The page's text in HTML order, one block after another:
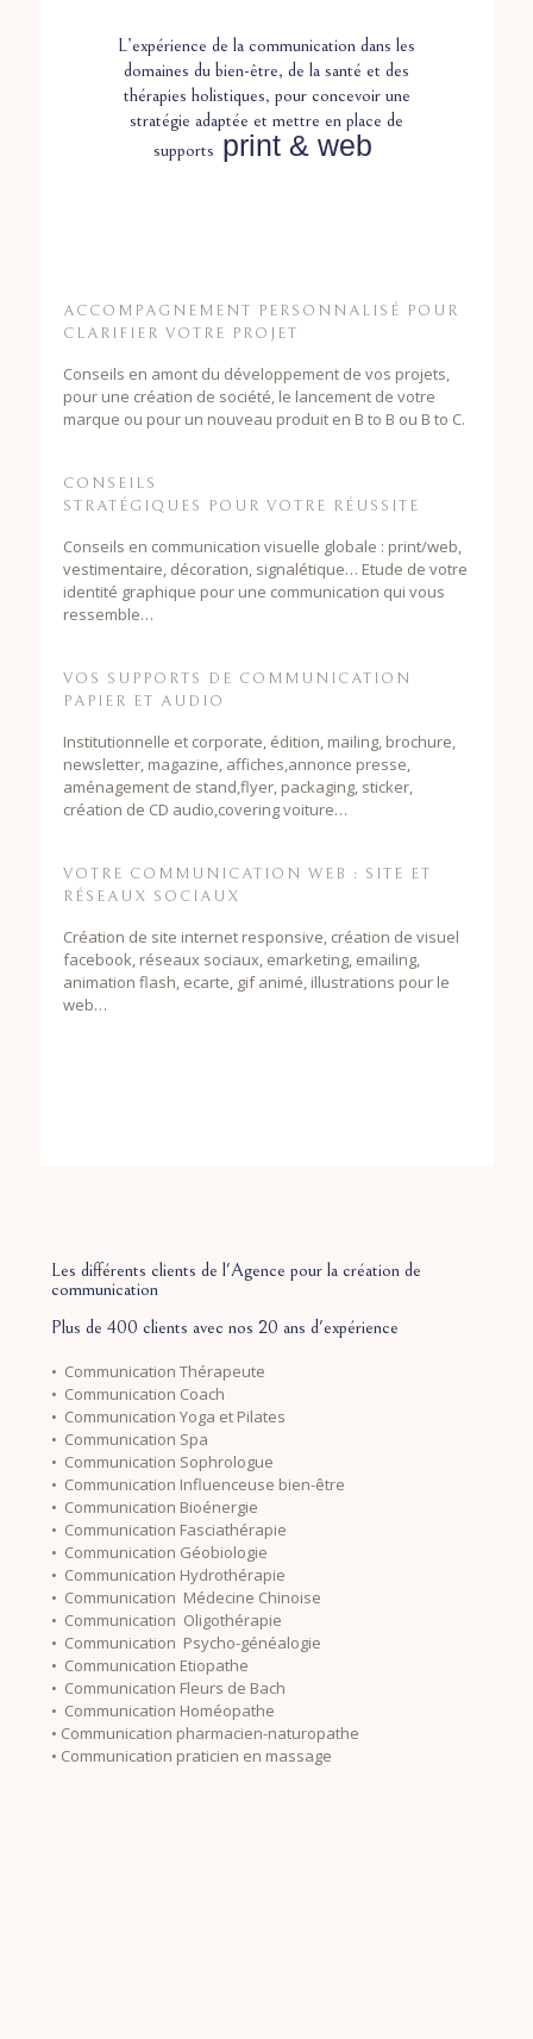
L’expérience de la communication dans les
domaines du bien-être, de la santé et des
thérapies holistiques, pour concevoir une
stratégie adaptée et mettre en place de
supports print & web
ACCOMPAGNEMENT PERSONNALISÉ POUR
CLARIFIER VOTRE PROJET
Conseils en amont du développement de vos projets,
pour une création de société, le lancement de votre
marque ou pour un nouveau produit en B to B ou B to C.
CONSEILS
STRATÉGIQUES POUR VOTRE RÉUSSITE
Conseils en communication visuelle globale : print/web,
vestimentaire, décoration, signalétique… Etude de votre
identité graphique pour une communication qui vous
ressemble…
VOS SUPPORTS DE COMMUNICATION
PAPIER ET AUDIO
Institutionnelle et corporate, édition, mailing, brochure,
newsletter, magazine, affiches,annonce presse,
aménagement de stand,flyer, packaging, sticker,
création de CD audio,covering voiture…
VOTRE COMMUNICATION WEB : SITE ET
RÉSEAUX SOCIAUX
Création de site internet responsive, création de visuel
facebook, réseaux sociaux, emarketing, emailing,
animation flash, ecarte, gif animé, illustrations pour le
web…
Les différents clients de l'Agence pour la création de
communication
Plus de 400 clients avec nos 20 ans d'expérience
• Communication Thérapeute
• Communication Coach
• Communication Yoga et Pilates
• Communication Spa
• Communication Sophrologue
• Communication Influenceuse bien-être
• Communication Bioénergie
• Communication Fasciathérapie
• Communication Géobiologie
• Communication Hydrothérapie
• Communication Médecine Chinoise
• Communication Oligothérapie
• Communication Psycho-généalogie
• Communication Etiopathe
• Communication Fleurs de Bach
• Communication Homéopathe
• Communication pharmacien-naturopathe
• Communication praticien en massage